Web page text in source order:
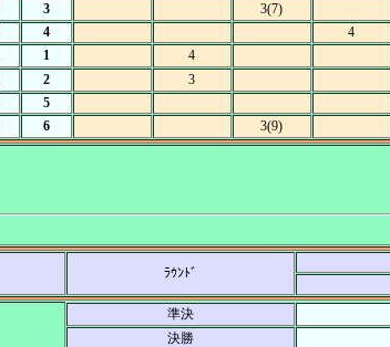
3
3(7)
4
4
1
4
2
3
5
6 3(9)
ﾗｳﾝﾄﾞ
準決
決勝